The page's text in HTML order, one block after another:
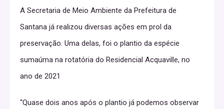
A Secretaria de Meio Ambiente da Prefeitura de
Santana já realizou diversas ações em prol da
preservação. Uma delas, foi o plantio da espécie
sumaúma na rotatória do Residencial Acquaville, no
ano de 2021
“Quase dois anos após o plantio já podemos observar